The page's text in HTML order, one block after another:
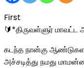
First
🔰*திருவள்ளுர்
கடந்த நான்கு
அச்சடித்து நமது